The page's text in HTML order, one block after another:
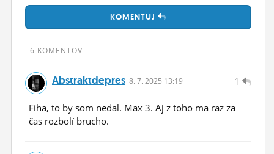
ĽUDIA
MÔJ PROFIL
NASTAVENIA
ROLETA
KOMENTUJ
6 KOMENTOV
1
Abstraktdepres 8. 7. 2025 13:19
Fíha, to by som nedal. Max 3. Aj z toho ma raz za
čas rozbolí brucho.